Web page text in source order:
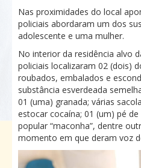
Nas proximidades do local
policiais abordaram um dos
adolescente e uma mulher.
No interior da residência alvo
policiais localizaram 02 (dois)
roubados, embalados e
substância esverdeada
01 (uma) granada; várias
estocar cocaína; 01 (um) pé
popular “maconha”, dentre
momento em que deram voz